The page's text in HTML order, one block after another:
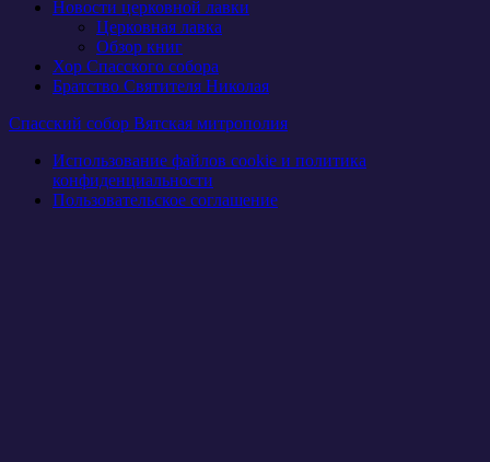
Новости церковной лавки
Церковная лавка
Обзор книг
Хор Спасского собора
Братство Святителя Николая
Спасский собор Вятская митрополия
Использование файлов cookie и политика
конфиденциальности
Пользовательское соглашение